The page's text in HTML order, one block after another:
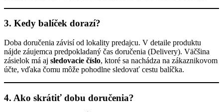
3. Kedy balíček dorazí?
Doba doručenia závisí od lokality predajcu. V detaile produktu
nájde záujemca predpokladaný čas doručenia (Delivery). Väčšina
zásielok má aj sledovacie číslo, ktoré sa nachádza na zákaznikovom
účte, vďaka čomu môže pohodlne sledovať cestu balíčka.
4. Ako skrátiť dobu doručenia?